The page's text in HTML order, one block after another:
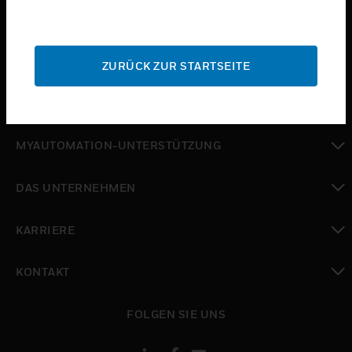
toggle view
toggle view
MYAUTOMATION-UNTERSTÜTZUNG
DAS UNTERNEHMEN
KARRIERE
KONTAKT
FOLGEN SIE UNS
ZURÜCK ZUR STARTSEITE